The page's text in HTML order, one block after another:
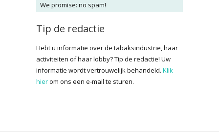
We promise: no spam!
Tip de redactie
Hebt u informatie over de tabaksindustrie, haar
activiteiten of haar lobby? Tip de redactie! Uw
informatie wordt vertrouwelijk behandeld. Klik
hierom ons een e-mail te sturen.